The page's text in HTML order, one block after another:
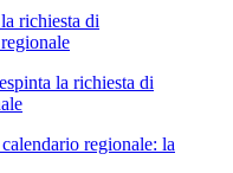
la richiesta di